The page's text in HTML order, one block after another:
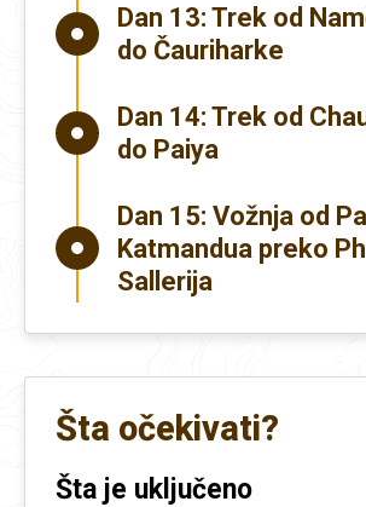
Dan 13: Trek od
do Čauriharke
Dan 14: Trek od
do Paiya
Dan 15: Vožnja od
Katmandua preko
Sallerija
Šta očekivati?
Šta je uključeno